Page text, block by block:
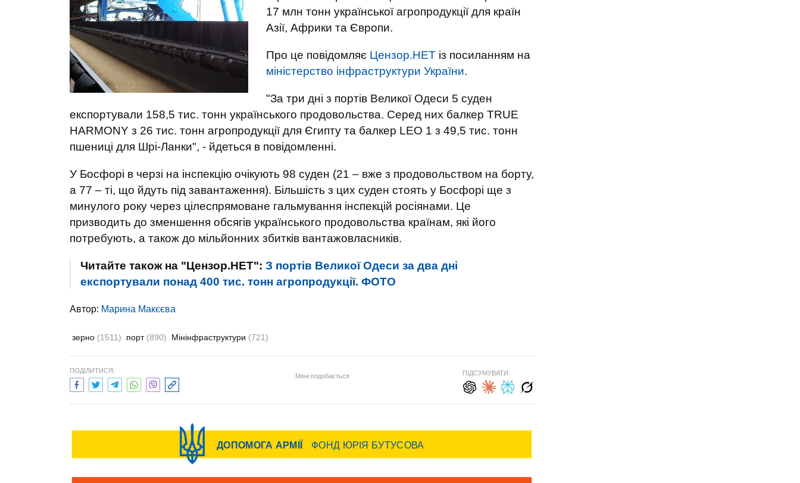
17 млн тонн української агропродукції для країн
Азії, Африки та Європи.
Про це повідомляє Цензор.НЕТ із посиланням на
міністерство інфраструктури України.
"За три дні з портів Великої Одеси 5 суден
експортували 158,5 тис. тонн українського продовольства. Серед них балкер TRUE
HARMONY з 26 тис. тонн агропродукції для Єгипту та балкер LEO 1 з 49,5 тис. тонн
пшениці для Шрі-Ланки", - йдеться в повідомленні.
У Босфорі в черзі на інспекцію очікують 98 суден (21 – вже з продовольством на борту,
а 77 – ті, що йдуть під завантаження). Більшість з цих суден стоять у Босфорі ще з
минулого року через цілеспрямоване гальмування інспекцій росіянами. Це
призводить до зменшення обсягів українського продовольства країнам, які його
потребують, а також до мільйонних збитків вантажовласників.
Читайте також на "Цензор.НЕТ": З портів Великої Одеси за два дні
експортували понад 400 тис. тонн агропродукції. ФОТО
Автор: Марина Макєєва
зерно (1511) порт (890) Мінінфраструктури (721)
ПОДІЛИТИСЯ:
Мені подобається ПІДСУМУВАТИ: